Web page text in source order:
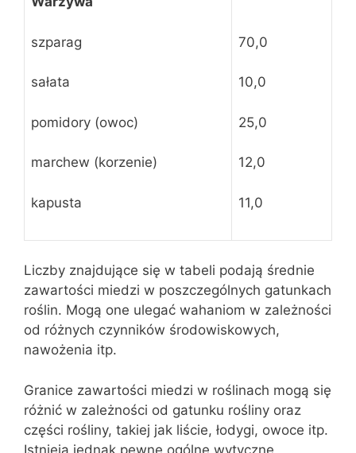
szparag
sałata
pomidory (owoc)
marchew (korzenie)
kapusta
70,0
10,0
25,0
12,0
11,0
Liczby znajdujące się w tabeli podają średnie
zawartości miedzi w poszczególnych gatunkach
roślin. Mogą one ulegać wahaniom w zależności
od różnych czynników środowiskowych,
nawożenia itp.
Granice zawartości miedzi w roślinach mogą się
różnić w zależności od gatunku rośliny oraz
części rośliny, takiej jak liście, łodygi, owoce itp.
Istnieją jednak pewne ogólne wytyczne